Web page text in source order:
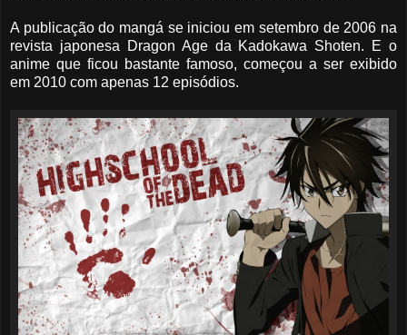
A publicação do mangá se iniciou em setembro de 2006 na
revista japonesa Dragon Age da Kadokawa Shoten. E o
anime que ficou bastante famoso, começou a ser exibido
em 2010 com apenas 12 episódios.